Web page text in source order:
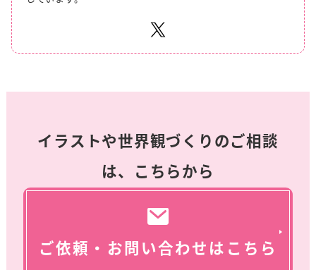
イラストや世界観づくりのご相談
は、こちらから
ご依頼・お問い合わせはこちら